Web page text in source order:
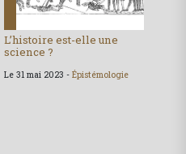
L’histoire est-elle une
science ?
Le 31 mai 2023 - Épistémologie